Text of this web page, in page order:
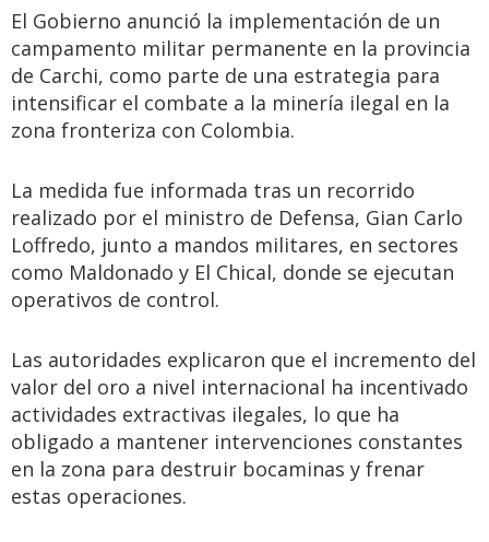
El Gobierno anunció la implementación de un
campamento militar permanente en la provincia
de Carchi, como parte de una estrategia para
intensificar el combate a la minería ilegal en la
zona fronteriza con Colombia.
La medida fue informada tras un recorrido
realizado por el ministro de Defensa, Gian Carlo
Loffredo, junto a mandos militares, en sectores
como Maldonado y El Chical, donde se ejecutan
operativos de control.
Las autoridades explicaron que el incremento del
valor del oro a nivel internacional ha incentivado
actividades extractivas ilegales, lo que ha
obligado a mantener intervenciones constantes
en la zona para destruir bocaminas y frenar
estas operaciones.